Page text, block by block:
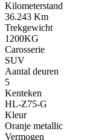
Kilometerstand
36.243 Km
Trekgewicht
1200KG
Carosserie
SUV
Aantal deuren
5
Kenteken
HL-Z75-G
Kleur
Oranje metallic
Vermogen